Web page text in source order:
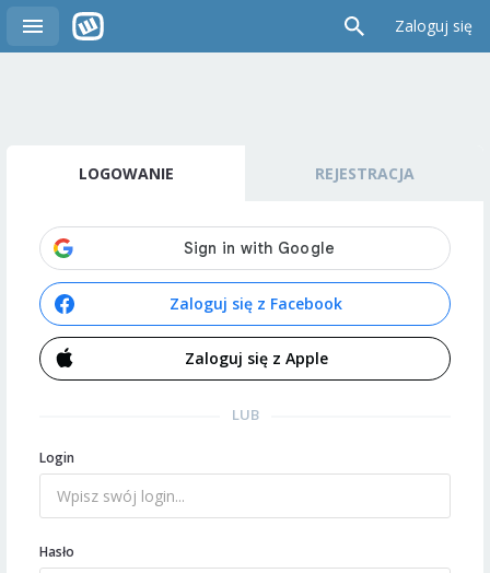
Zaloguj się
LOGOWANIE REJESTRACJA
Zaloguj się z Facebook
Zaloguj się z Apple
LUB
Login
Hasło